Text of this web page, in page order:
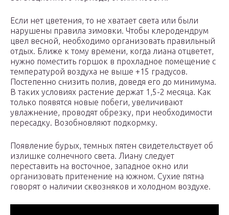
Если нет цветения, то не хватает света или были
нарушены правила зимовки. Чтобы клеродендрум
цвел весной, необходимо организовать правильный
отдых. Ближе к тому времени, когда лиана отцветет,
нужно поместить горшок в прохладное помещение с
температурой воздуха не выше +15 градусов.
Постепенно снизить полив, доведя его до минимума.
В таких условиях растение держат 1,5-2 месяца. Как
только появятся новые побеги, увеличивают
увлажнение, проводят обрезку, при необходимости
пересадку. Возобновляют подкормку.
Появление бурых, темных пятен свидетельствует об
излишке солнечного света. Лиану следует
переставить на восточное, западное окно или
организовать притенение на южном. Сухие пятна
говорят о наличии сквозняков и холодном воздухе.